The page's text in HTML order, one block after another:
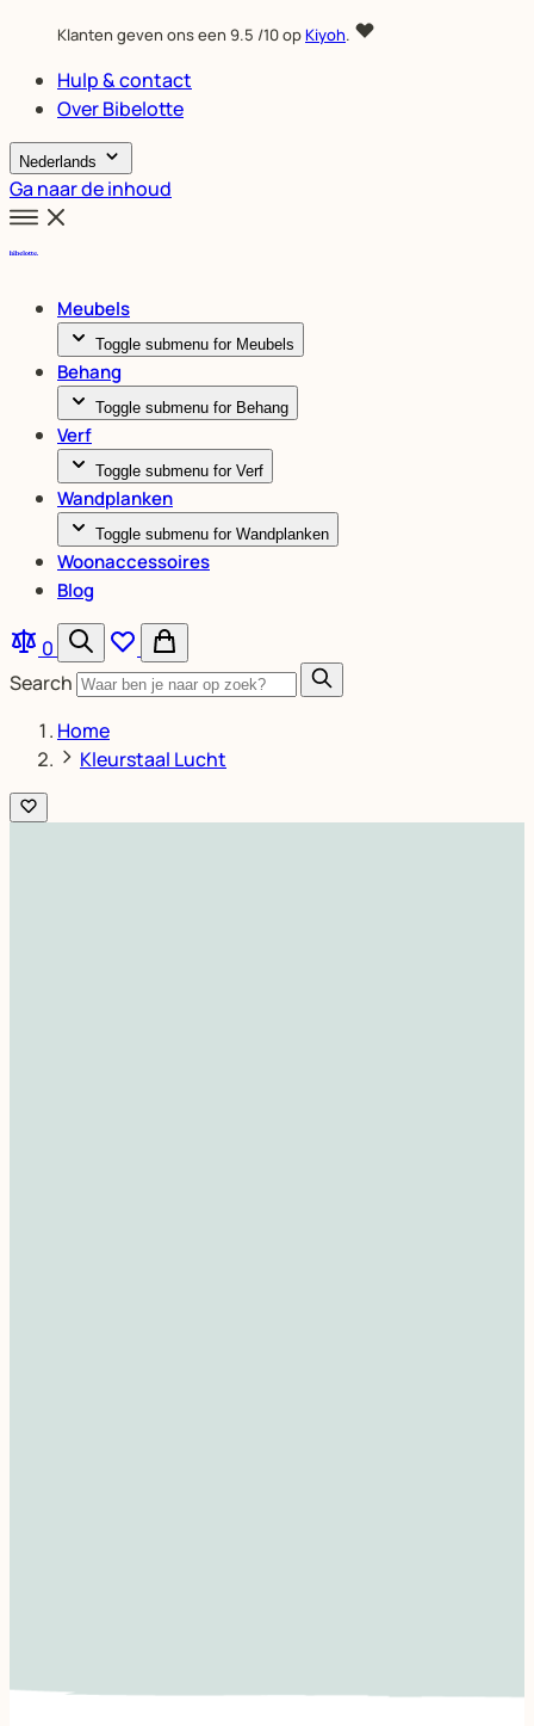
Klanten geven ons een 9.5 /10 opKiyoh.
Hulp & contact
Over Bibelotte
Nederlands
Ga naar de inhoud
Meubels
Toggle submenu for Meubels
Behang
Toggle submenu for Behang
Verf
Toggle submenu for Verf
Wandplanken
Toggle submenu for Wandplanken
Woonaccessoires
Blog
0
Search
Home
Kleurstaal Lucht